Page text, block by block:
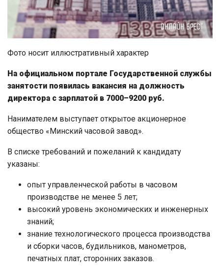
Фото носит иллюстративный характер
На официальном портале Государственной службы
занятости появилась вакансия на должность
директора с зарплатой в 7000–9200 руб.
Нанимателем выступает открытое акционерное
общество «Минский часовой завод».
В списке требований и пожеланий к кандидату
указаны:
опыт управленческой работы в часовом
производстве не менее 5 лет;
высокий уровень экономических и инженерных
знаний;
знание технологического процесса производства
и сборки часов, будильников, манометров,
печатных плат, сторонних заказов.